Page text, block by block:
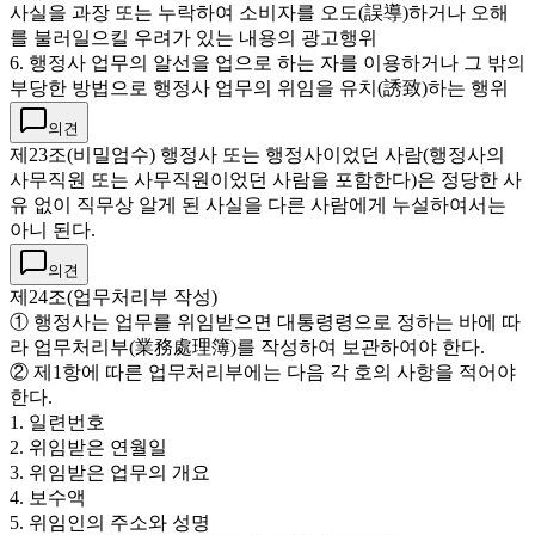
사실을 과장 또는 누락하여 소비자를 오도(誤導)하거나 오해
를 불러일으킬 우려가 있는 내용의 광고행위
6. 행정사 업무의 알선을 업으로 하는 자를 이용하거나 그 밖의
부당한 방법으로 행정사 업무의 위임을 유치(誘致)하는 행위
의견
제23조(비밀엄수) 행정사 또는 행정사이었던 사람(행정사의
사무직원 또는 사무직원이었던 사람을 포함한다)은 정당한 사
유 없이 직무상 알게 된 사실을 다른 사람에게 누설하여서는
아니 된다.
의견
제24조(업무처리부 작성)
① 행정사는 업무를 위임받으면 대통령령으로 정하는 바에 따
라 업무처리부(業務處理簿)를 작성하여 보관하여야 한다.
② 제1항에 따른 업무처리부에는 다음 각 호의 사항을 적어야
한다.
1. 일련번호
2. 위임받은 연월일
3. 위임받은 업무의 개요
4. 보수액
5. 위임인의 주소와 성명